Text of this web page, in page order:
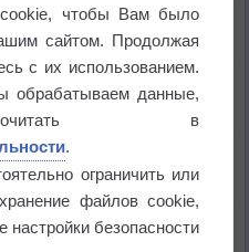
маршрут через тень
морские волны тепла
чтобы Вам было
сайтом. Продолжая
с их использованием.
обрабатываем данные,
в
.
ограничить или
файлов cookie,
настройки безопасности